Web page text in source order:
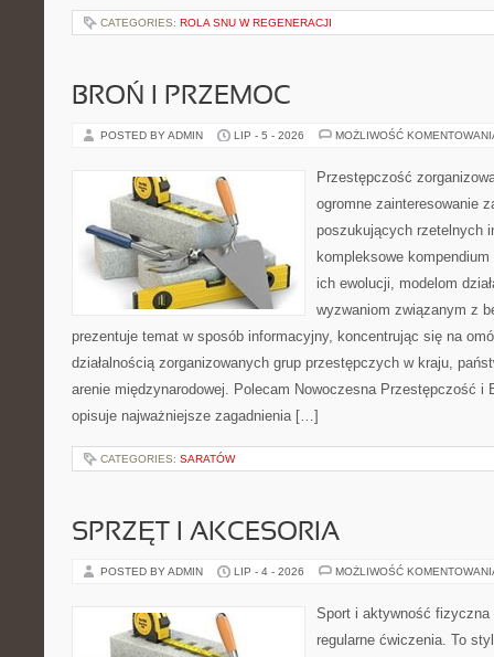
CATEGORIES: ROLA SNU W REGENERACJI
BROŃ I PRZEMOC
POSTED BY ADMIN LIP - 5 - 2026 MOŻLIWOŚĆ
Przestępczość
ogromne zainteresowanie
poszukujących rzetelnych
kompleksowe
ich ewolucji, modelom
wyzwaniom związanym z
prezentuje temat w sposób informacyjny, koncentrując się na
działalnością zorganizowanych grup przestępczych w kraju,
arenie międzynarodowej. Polecam Nowoczesna Przestępczość i
opisuje najważniejsze zagadnienia […]
CATEGORIES: SARATÓW
SPRZĘT I AKCESORIA
POSTED BY ADMIN LIP - 4 - 2026 MOŻLIWOŚĆ
Sport i aktywność
regularne ćwiczenia. To